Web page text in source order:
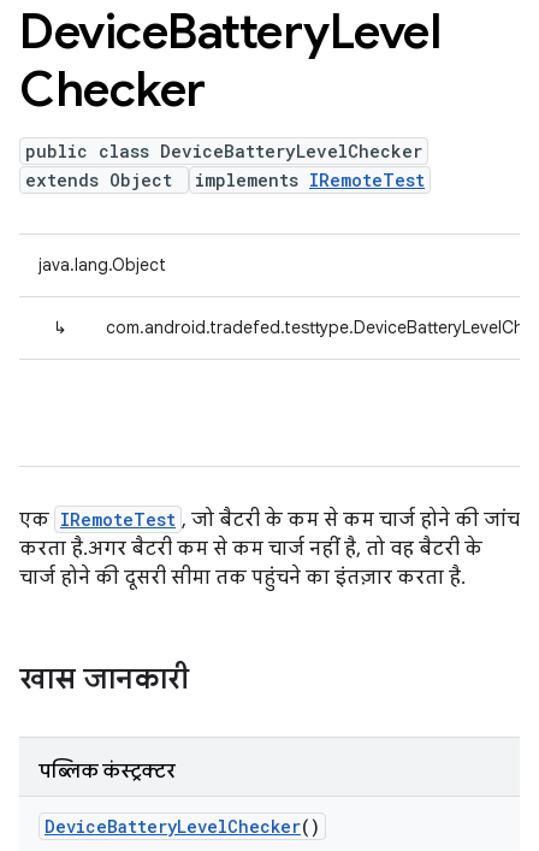
DeviceBatteryLevel
Checker
public class DeviceBatteryLevelChecker
extends Object
implements IRemoteTest
java.lang.Object
↳
एक IRemoteTest , जो बैटरी के कम से कम चार्ज होने की जांच
करता है. अगर बैटरी कम से कम चार्ज नहीं है, तो वह बैटरी के
चार्ज होने की दूसरी सीमा तक पहुंचने का इंतज़ार करता है.
खास जानकारी
पब्लिक कंस्ट्रक्टर
DeviceBatteryLevelChecker()